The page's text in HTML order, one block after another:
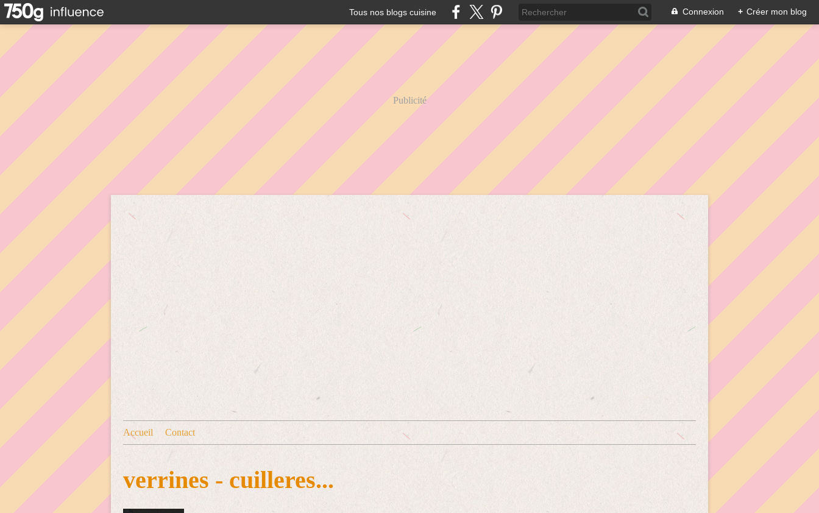
Tous nos blogs cuisine Connexion + Créer mon blog
Publicité
Accueil Contact
verrines - cuilleres...